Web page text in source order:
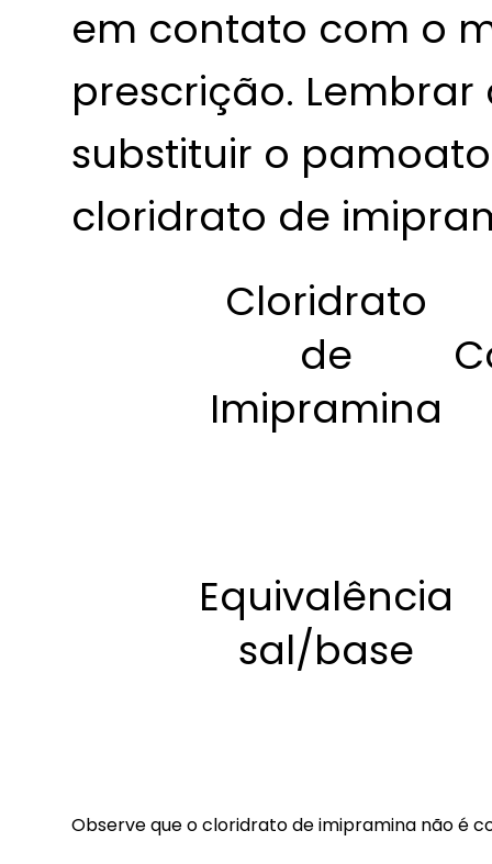
em contato com o
prescrição.
substituir o
cloridrato de
Cloridrato
de
Imipramina
Equivalência
sal/base
Observe que o cloridrato de imipramina não é